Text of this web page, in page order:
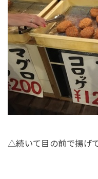
△続いて目の前で揚げ